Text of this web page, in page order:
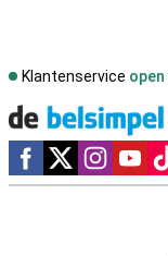
Klantenservice open
Social media